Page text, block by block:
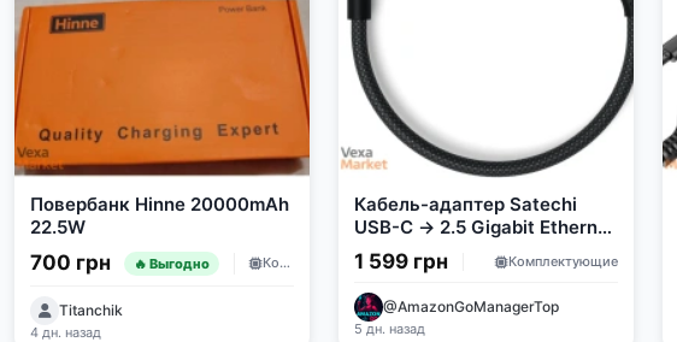
Повербанк Hinne 20000mAh
22.5W
700 грн 🔥 Выгодно Комплектующие
Titanchik
4 дн. назад
Кабель-адаптер Satechi
USB-C → 2.5 Gigabit Ethernet
(ST-AE25M)
1 599 грн Комплектующие
@AmazonGoManagerTop
5 дн. назад